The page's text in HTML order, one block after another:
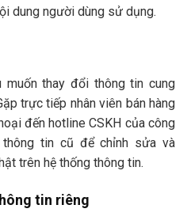
dung người dùng sử dụng.
muốn thay đổi thông tin cung
trực tiếp nhân viên bán hàng
đến hotline CSKH của công
thông tin cũ để chỉnh sửa và
trên hệ thống thông tin.
tin riêng